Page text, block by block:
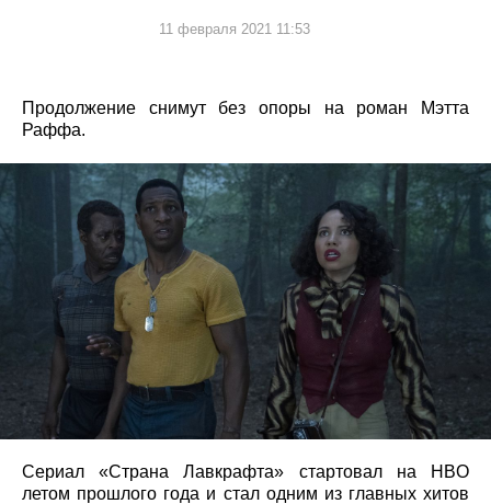
11 февраля 2021 11:53
Продолжение снимут без опоры на роман Мэтта
Раффа.
Сериал «Страна Лавкрафта» стартовал на HBO
летом прошлого года и стал одним из главных хитов